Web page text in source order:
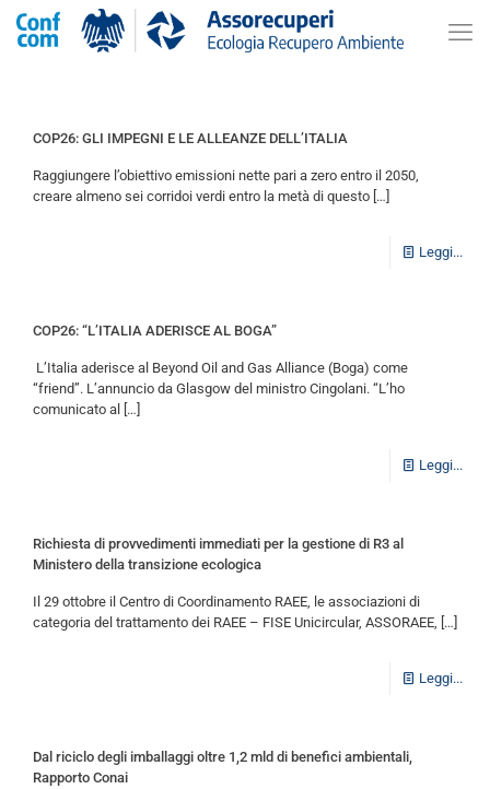
COP26: GLI IMPEGNI E LE ALLEANZE DELL’ITALIA
Raggiungere l’obiettivo emissioni nette pari a zero entro il 2050,
creare almeno sei corridoi verdi entro la metà di questo […]
Leggi...
COP26: “L’ITALIA ADERISCE AL BOGA”
L’Italia aderisce al Beyond Oil and Gas Alliance (Boga) come
“friend”. L’annuncio da Glasgow del ministro Cingolani. “L’ho
comunicato al
[…]
Leggi...
Richiesta di provvedimenti immediati per la gestione di R3 al
Ministero della transizione ecologica
Il 29 ottobre il Centro di Coordinamento RAEE, le associazioni di
categoria del trattamento dei RAEE – FISE Unicircular, ASSORAEE, […]
Leggi...
Dal riciclo degli imballaggi oltre 1,2 mld di benefici ambientali,
Rapporto Conai